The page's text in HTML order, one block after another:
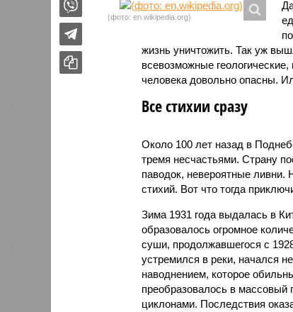
(фото: en.wikipedia.org)
жизнь уничтожить. Так уж
всевозможные
человека довольно опасны.
Все стихии сразу
Около 100 лет назад в
тремя несчастьями. Страну
паводок, невероятные ливни.
стихий. Вот что тогда
Зима 1931 года выдалась в
образовалось огромное
суши, продолжавшегося с
устремился в реки, начался
наводнением, которое
преобразовалось в массовый
циклонами. Последствия